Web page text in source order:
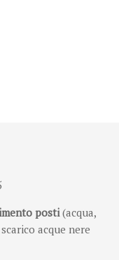
posti(acqua,
acque nere